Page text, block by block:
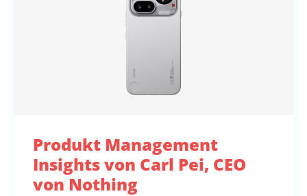
Produkt Management
Insights von Carl Pei, CEO
von Nothing